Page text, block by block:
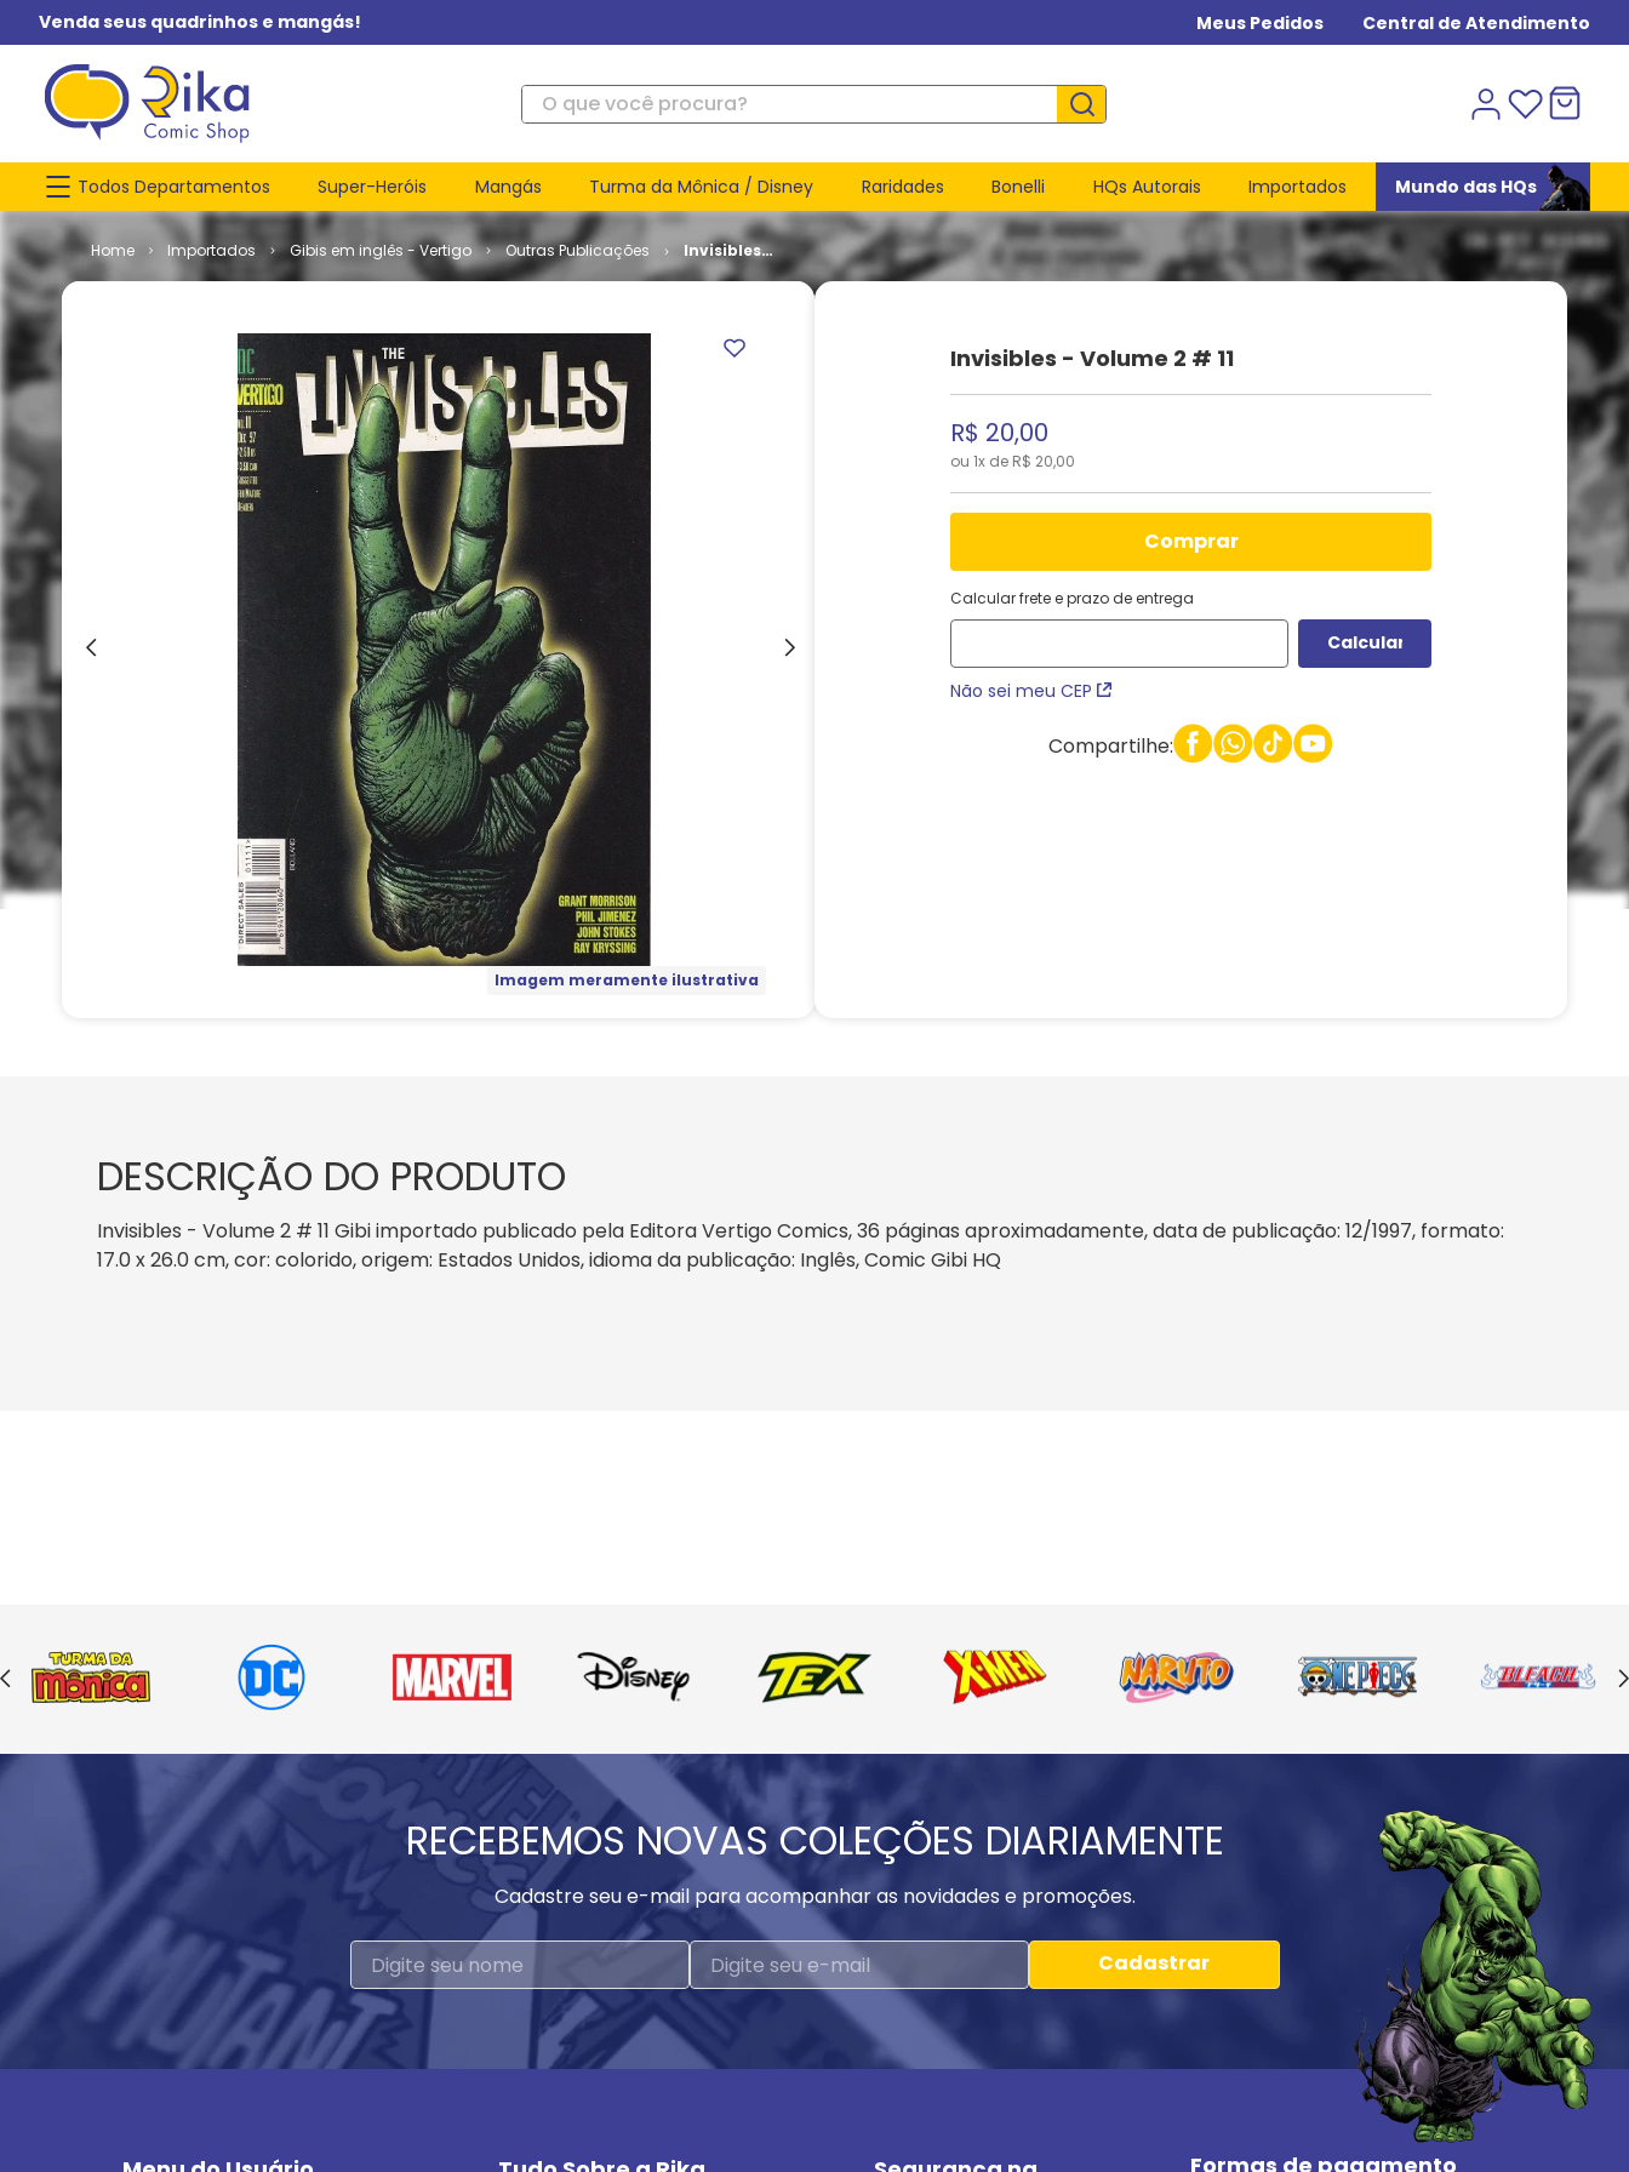
Venda seus quadrinhos e mangás! Meus Pedidos Central de Atendimento
O que você procura?
Todos Departamentos Super-Heróis Mangás Turma da Mônica / Disney Raridades Bonelli HQs Autorais Importados Mundo das HQs
Importados Gibis em inglês - Vertigo Outras Publicações
Invisibles -
Volume 2
Imagem meramente ilustrativa
Invisibles - Volume 2 # 11
R$ 20,00
ou 1x de R$ 20,00
comprar
Calcular frete e prazo de entrega
Não sei meu CEP
Compartilhe:
DESCRIÇÃO DO PRODUTO
Invisibles - Volume 2 # 11 Gibi importado publicado pela Editora Vertigo Comics, 36 páginas aproximadamente, data de publicação: 12/1997, formato:
17.0 x 26.0 cm, cor: colorido, origem: Estados Unidos, idioma da publicação: Inglês, Comic Gibi HQ
RECEBEMOS NOVAS COLEÇÕES DIARIAMENTE
Cadastre seu e-mail para acompanhar as novidades e promoções.
Cadastrar
Formas de pagamento